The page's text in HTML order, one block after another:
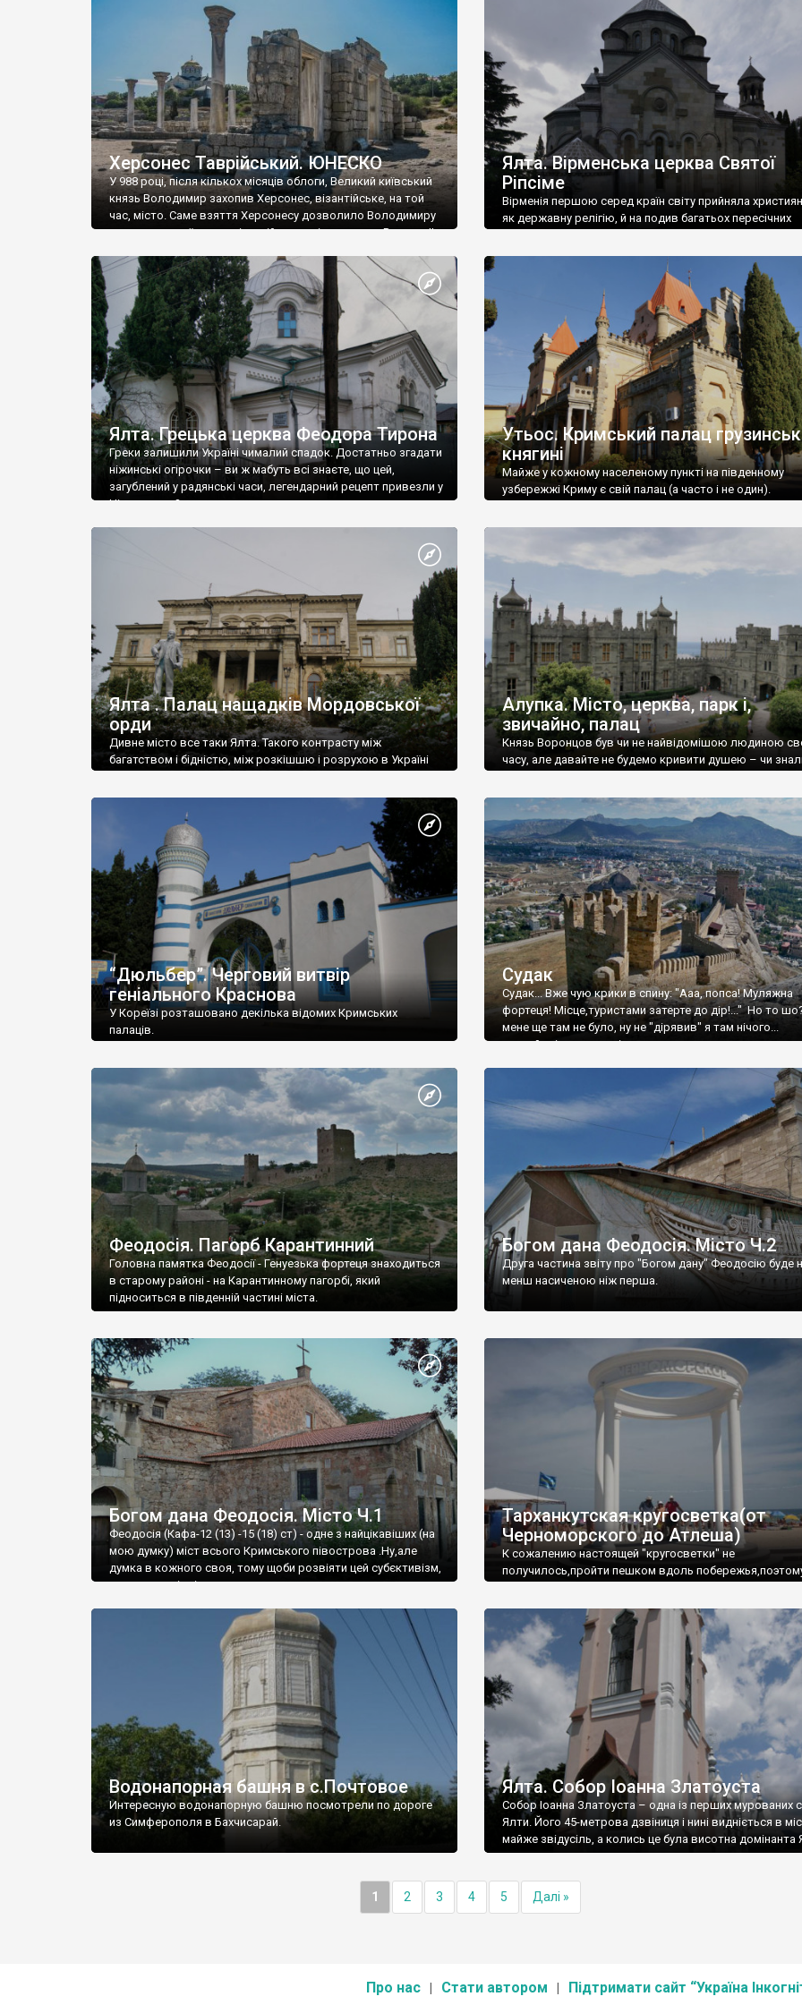
візантійської доби. Раритети викрадені з фондів об’єкту
культурної спадщини ЮНЕСКО «Херсонеса Таврійського».
Офіційно – на виставку «Золото Візантії», але експерти та
влада в Україні вважають це лише […]
називаються «повстяками» (postaki)…” “Вино. Крим
виробляє відмінне вино і його вдосталь: воно все
легке біле і дуже […]
Херсонес Таврійський. ЮНЕСКО
У 988 році, після кількох місяців облоги, Великий київський
князь Володимир захопив Херсонес, візантійське, на той
час, місто. Саме взяття Херсонесу дозволило Володимиру
диктувати свої умови візантійському імператору Василю ІІ,
Херсонесі Володимир-язичник, став Василем-
християнином. А потім було Хрещення Русі. На честь
Херсонесу Таврійського названо місто […]
Ялта. Вірменська церква Святої
Ріпсіме
Вірменія першою серед країн світу прийняла
як державну релігію, й на подив багатьох пересічних
Ялта. Грецька церква Феодора Тирона
Греки залишили Україні чималий спадок. Достатньо згадати
ніжинські огірочки – ви ж мабуть всі знаєте, що цей,
загублений у радянські часи, легендарний рецепт привезли у
Ніжин греки?
Утьос. Кримський палац
княгині
Майже у кожному населеному пункті на південному
узбережжі Криму є свій палац (а часто і не один).
Ялта . Палац нащадків Мордовської
орди
Дивне місто все таки Ялта. Такого контрасту між
багатством і бідністю, між розкішшю і розрухою в Україні
Алупка. Місто, церква, парк і,
звичайно, палац
Князь Воронцов був чи не найвідомішою людиною
часу, але давайте не будемо кривити душею – чи
“Дюльбер”. Черговий витвір
геніального Краснова
У Кореїзі розташовано декілька відомих Кримських
палаців.
Судак
Судак... Вже чую крики в спину: "Ааа, попса! Муляжна
фортеця! Місце,туристами затерте до дір!..." Но то
мене ще там не було, ну не "дірявив" я там нічого...
принаймні до цього літа.
Феодосія. Пагорб Карантинний
Головна памятка Феодосії - Генуезька фортеця знаходиться
в старому районі - на Карантинному пагорбі, який
підноситься в південній частині міста.
Богом дана Феодосія. Місто Ч.2
Друга частина звіту про "Богом дану" Феодосію буде
менш насиченою ніж перша.
Богом дана Феодосія. Місто Ч.1
Феодосія (Кафа-12 (13) -15 (18) ст) - одне з найцікавіших (на
мою думку) міст всього Кримського півострова .Ну,але
думка в кожного своя, тому щоби розвіяти цей субєктивізм,
запрошую відвідати це
Тарханкутская кругосветка(от
Черноморского до Атлеша)
К сожалению настоящей "кругосветки" не
получилось,пройти пешком вдоль
Водонапорная башня в с.Почтовое
Интересную водонапорную башню посмотрели по дороге
из Симферополя в Бахчисарай.
Ялта. Собор Іоанна Златоуста
Собор Іоанна Златоуста – одна із перших мурованих
Ялти. Його 45-метрова дзвіниця і нині видніється в
майже звідусіль, а колись це була висотна домінанта
1 2 3 4 5 Далі »
Про нас Стати автором Підтримати сайт “Україна